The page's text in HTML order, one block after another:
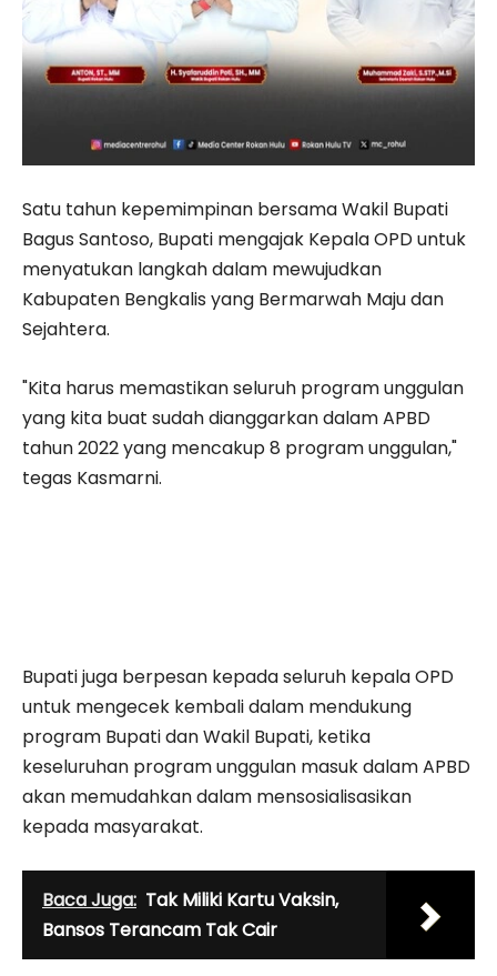
Satu tahun kepemimpinan bersama Wakil Bupati
Bagus Santoso, Bupati mengajak Kepala OPD untuk
menyatukan langkah dalam mewujudkan
Kabupaten Bengkalis yang Bermarwah Maju dan
Sejahtera.
"Kita harus memastikan seluruh program unggulan
yang kita buat sudah dianggarkan dalam APBD
tahun 2022 yang mencakup 8 program unggulan,"
tegas Kasmarni.
Bupati juga berpesan kepada seluruh kepala OPD
untuk mengecek kembali dalam mendukung
program Bupati dan Wakil Bupati, ketika
keseluruhan program unggulan masuk dalam APBD
akan memudahkan dalam mensosialisasikan
kepada masyarakat.
Baca Juga: Tak Miliki Kartu Vaksin,
Bansos Terancam Tak Cair